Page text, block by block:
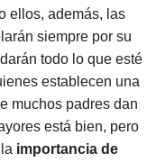
ellos, además, las
siempre por su
todo lo que esté
establecen una
muchos padres dan
está bien, pero
importancia de